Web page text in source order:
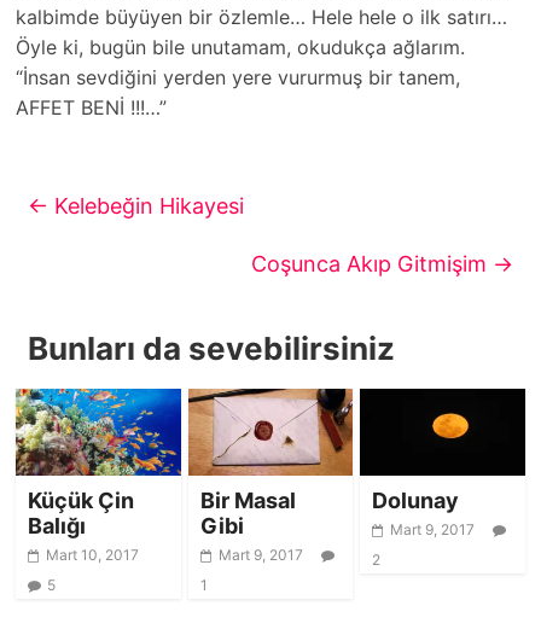
kalbimde büyüyen bir özlemle… Hele hele o ilk satırı…
Öyle ki, bugün bile unutamam, okudukça ağlarım.
“İnsan sevdiğini yerden yere vururmuş bir tanem,
AFFET BENİ !!!…”
← Kelebeğin Hikayesi
Coşunca Akıp Gitmişim →
Bunları da sevebilirsiniz
Küçük Çin
Balığı
Mart 10, 2017
5
Bir Masal
Gibi
Mart 9, 2017
1
Dolunay
Mart 9, 2017
2